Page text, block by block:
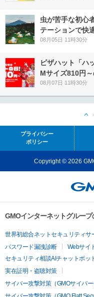
虫が苦手な初心
テーションで快
08月05日 11時30分
ピザハット「ハ
Mサイズ810円
08月07日 11時30分
プライバシー
ポリシー
Copyright © 2026
GMOインターネットグルー
世界初総合ネットセキュリティサ
パスワード漏洩診断
Webサイ
セキュリティ相談AIチャットボッ
実在証明・盗聴対策
サイバー攻撃対策（GMOサイバー